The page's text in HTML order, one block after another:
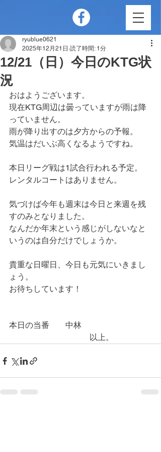
12/21（日）今日のKTG状
況
ryublue0621
2025年12月21日 読了時間: 1分
おはようございます。
現在KTG周辺は曇っていますが雨は降
っていません。
雨が降り出すのは夕方からの予報。
気温はだいぶ高くなるようですね。
本日リーグ戦は1試合行われる予定。
レンタルコートはありません。
気づけば今年も週末は今日と来週を残
すのみとなりました。
なんだか年末という感じがしないなと
いうのは自分だけでしょうか。
貴重な日曜日、今日も元気にいきまし
ょう。
お待ちしています！
本日の当番　　中林
以上。